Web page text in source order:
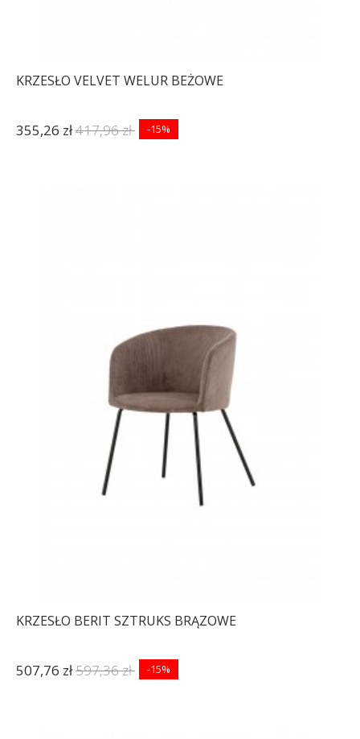
KRZESŁO VELVET WELUR BEŻOWE
355,26 zł417,96 zł -15%
KRZESŁO BERIT SZTRUKS BRĄZOWE
507,76 zł597,36 zł -15%